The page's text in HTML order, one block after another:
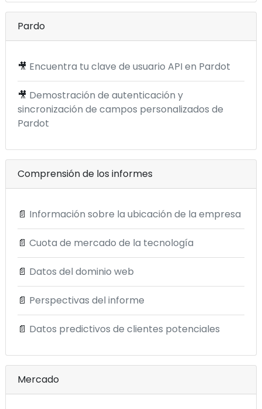
Pardo
🎥 Encuentra tu clave de usuario API en Pardot
🎥 Demostración de autenticación y
sincronización de campos personalizados de
Pardot
Comprensión de los informes
📄 Información sobre la ubicación de la empresa
📄 Cuota de mercado de la tecnología
📄 Datos del dominio web
📄 Perspectivas del informe
📄 Datos predictivos de clientes potenciales
Mercado